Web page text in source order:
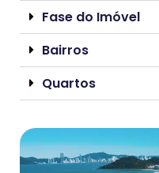
Fase do Imóvel
Bairros
Quartos